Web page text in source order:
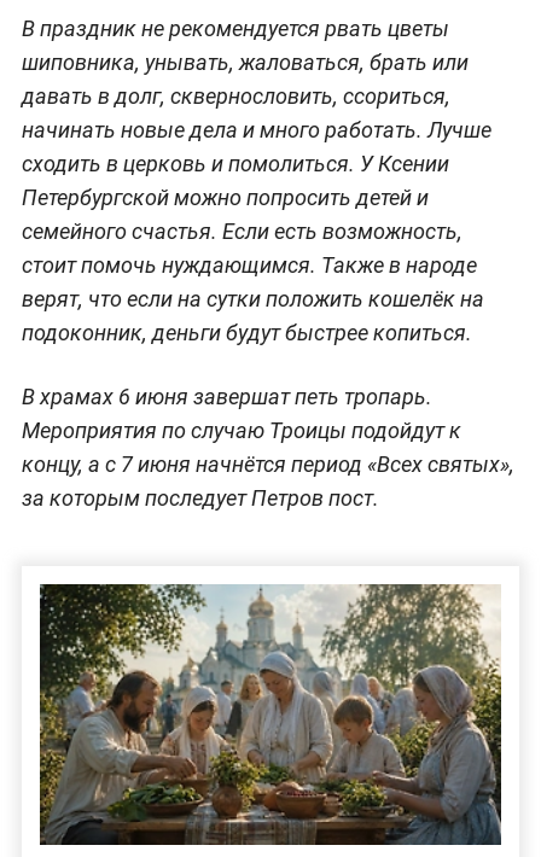
В праздник не рекомендуется рвать цветы
шиповника, унывать, жаловаться, брать или
давать в долг, сквернословить, ссориться,
начинать новые дела и много работать. Лучше
сходить в церковь и помолиться. У Ксении
Петербургской можно попросить детей и
семейного счастья. Если есть возможность,
стоит помочь нуждающимся. Также в народе
верят, что если на сутки положить кошелёк на
подоконник, деньги будут быстрее копиться.
В храмах 6 июня завершат петь тропарь.
Мероприятия по случаю Троицы подойдут к
концу, а с 7 июня начнётся период «Всех святых»,
за которым последует Петров пост.